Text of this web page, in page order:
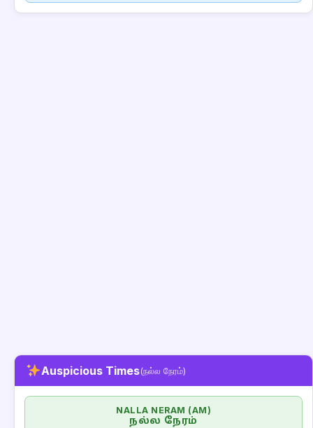
Auspicious Times(நல்ல நேரம்)
NALLA NERAM (AM)
நல்ல நேரம்